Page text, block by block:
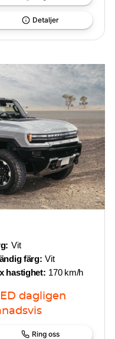
Detaljer
Vit
färg: Vit
hastighet: 170 km/h
dagligen
Ring oss